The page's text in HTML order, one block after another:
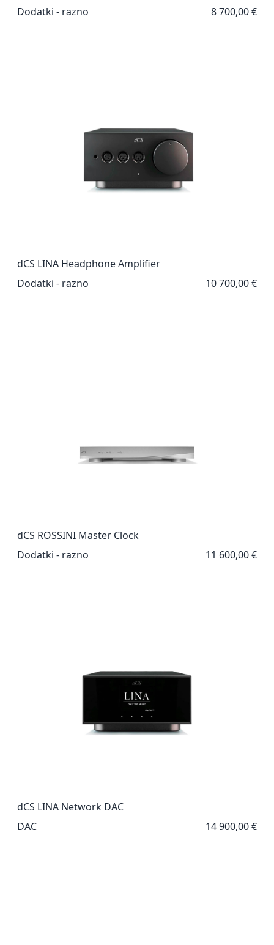
Dodatki - razno
8 700,00 €
dCS LINA Headphone Amplifier
Dodatki - razno
10 700,00 €
dCS ROSSINI Master Clock
Dodatki - razno
11 600,00 €
dCS LINA Network DAC
DAC
14 900,00 €